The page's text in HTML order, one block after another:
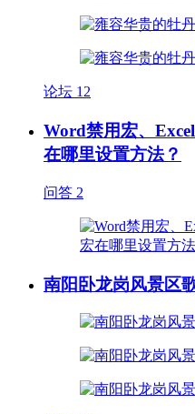
论坛 12
Word禁用宏、
在哪里设置方法？
问答 2
南阳卧龙岗风景区